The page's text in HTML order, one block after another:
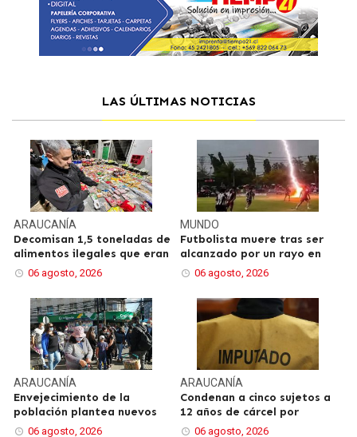
LAS ÚLTIMAS NOTICIAS
ARAUCANÍA
Decomisan 1,5 toneladas de
alimentos ilegales que eran
06 agosto, 2026
MUNDO
Futbolista muere tras ser
alcanzado por un rayo en
06 agosto, 2026
ARAUCANÍA
Envejecimiento de la
población plantea nuevos
06 agosto, 2026
ARAUCANÍA
Condenan a cinco sujetos a
12 años de cárcel por
06 agosto, 2026